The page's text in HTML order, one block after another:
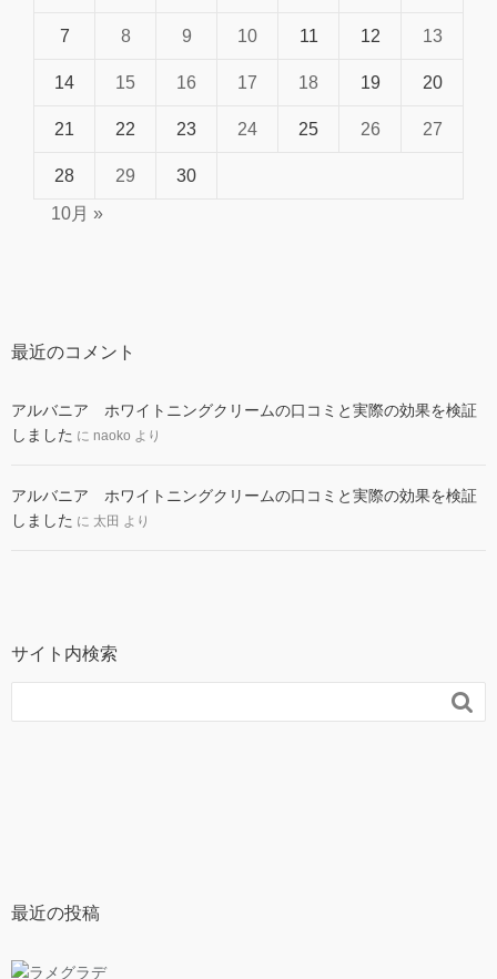
7 8 9 10 11 12 13
14 15 16 17 18 19 20
21 22 23 24 25 26 27
28 29
30
10月 »
最近のコメント
アルバニア ホワイトニングクリームの口コミと実際の効果を検証
しました に naoko より
アルバニア ホワイトニングクリームの口コミと実際の効果を検証
しました に 太田 より
サイト内検索

最近の投稿